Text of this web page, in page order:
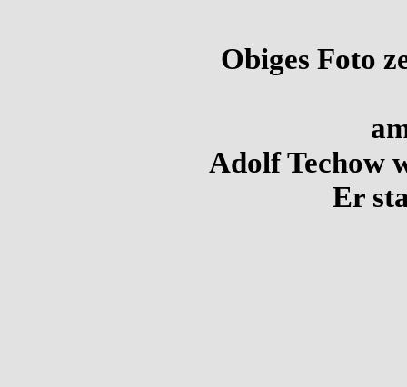
Obiges Foto
Adolf Techow
Er